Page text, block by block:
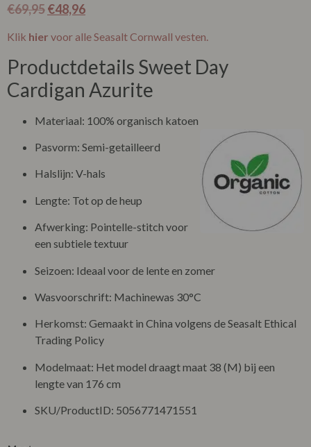
€69,95€48,96
Klik hier voor alle Seasalt Cornwall vesten.
Productdetails Sweet Day
Cardigan Azurite
Materiaal: 100% organisch katoen
Pasvorm: Semi-getailleerd
Halslijn: V-hals
Lengte: Tot op de heup
Afwerking: Pointelle-stitch voor
een subtiele textuur
Seizoen: Ideaal voor de lente en zomer
Wasvoorschrift: Machinewas 30°C
Herkomst: Gemaakt in China volgens de Seasalt Ethical
Trading Policy
Modelmaat: Het model draagt maat 38 (M) bij een
lengte van 176 cm
SKU/ProductID: 5056771471551